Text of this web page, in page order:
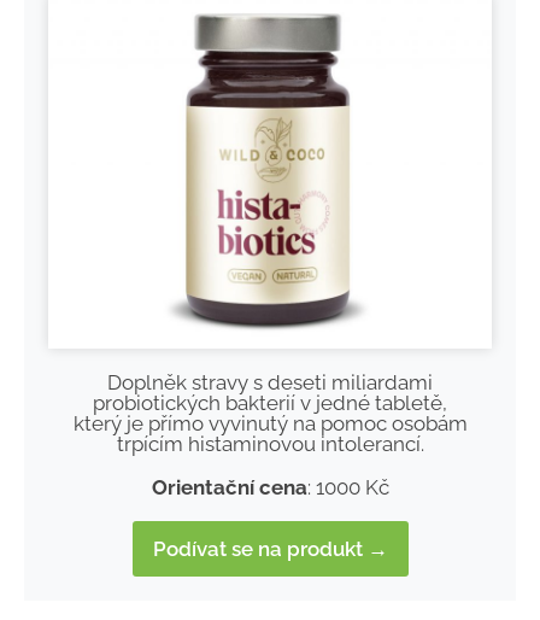
Doplněk stravy s deseti miliardami
probiotických bakterií v jedné tabletě,
který je přímo vyvinutý na pomoc osobám
trpícím histaminovou intolerancí.
Orientační cena: 1000 Kč
Podívat se na produkt →